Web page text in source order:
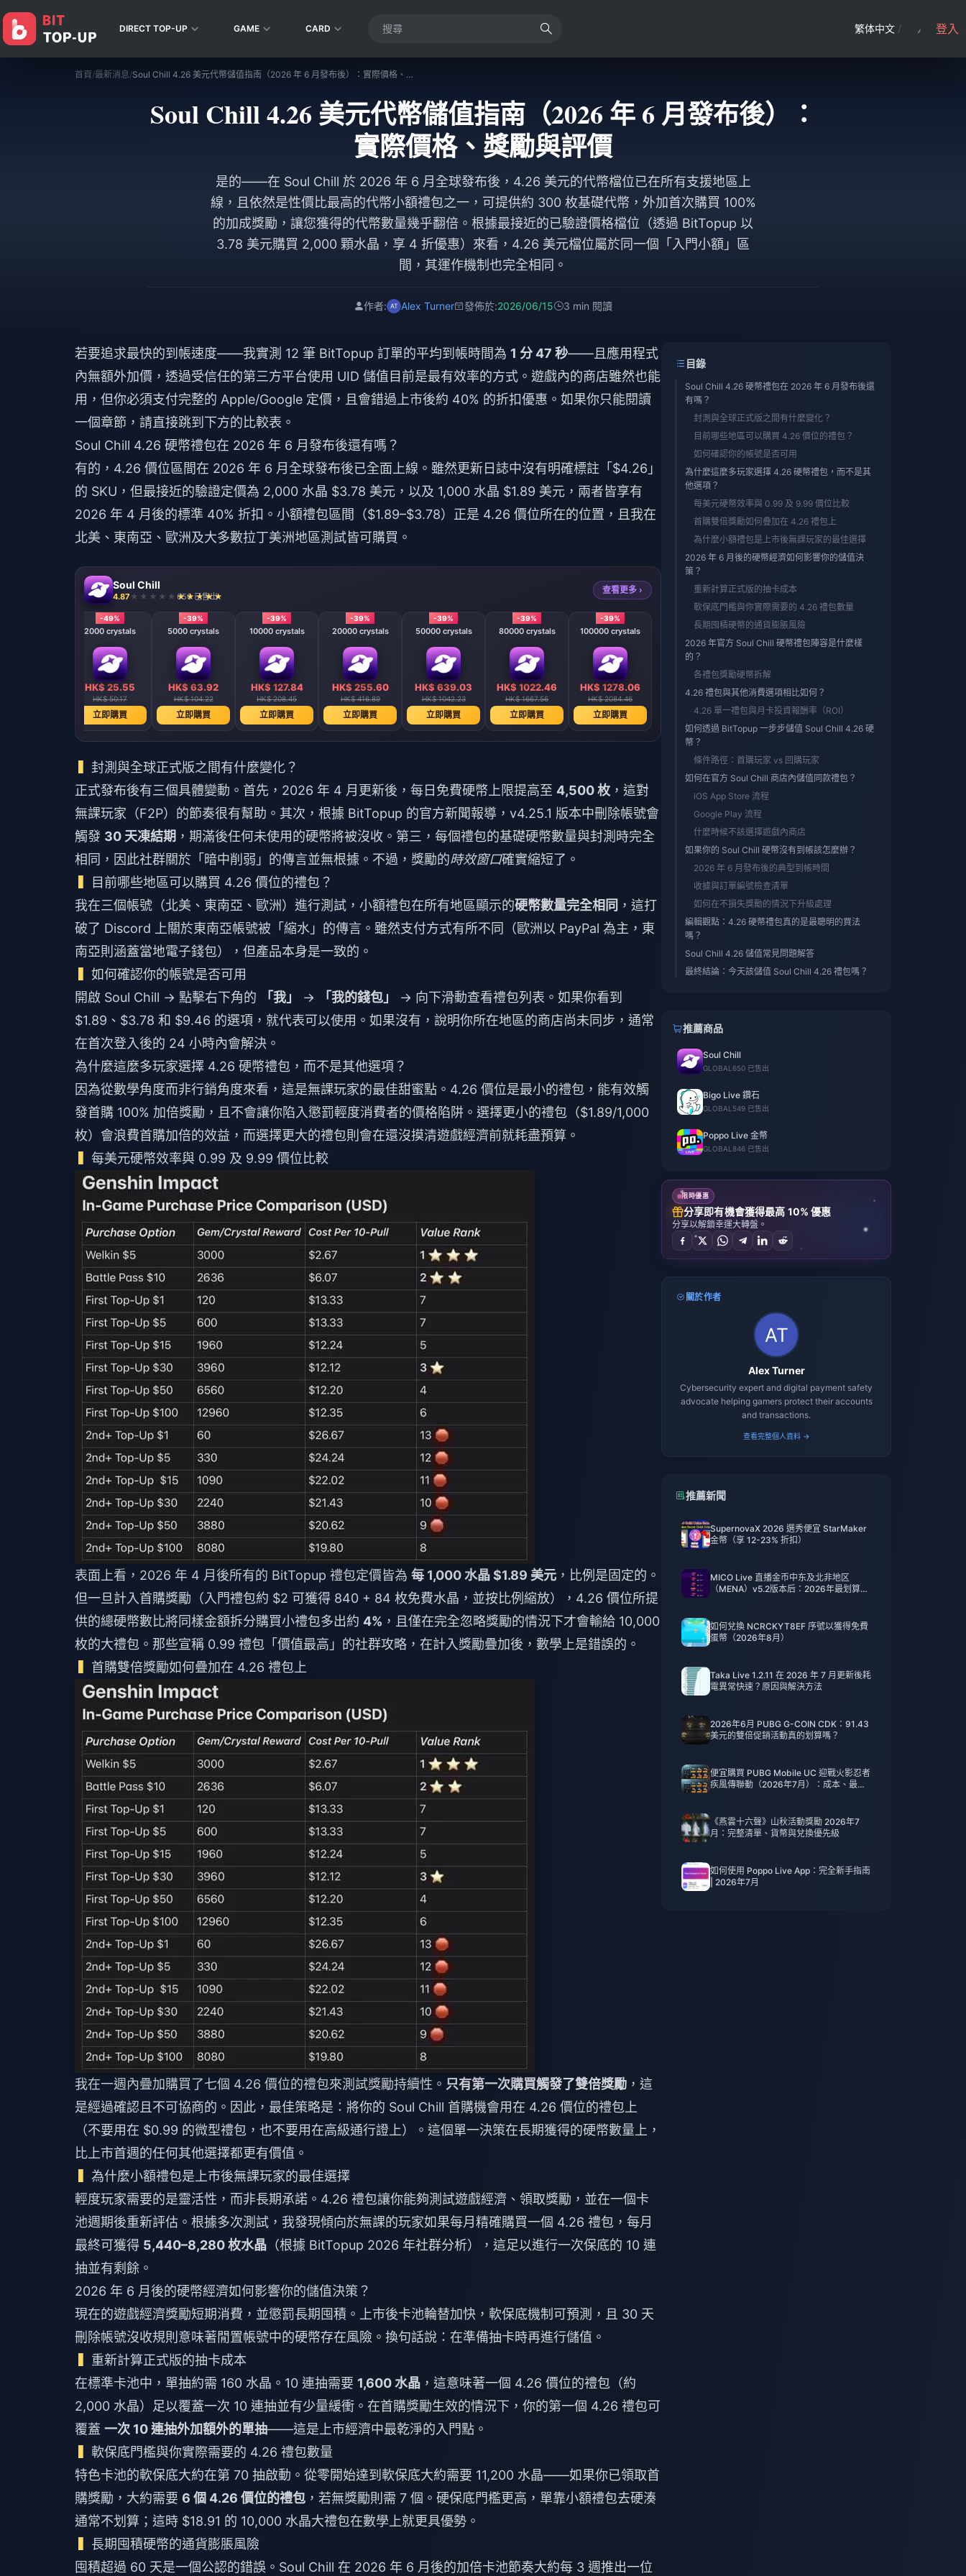
DIRECT TOP-UP GAME CARD 繁体中文 / 登入
首頁/最新消息/ Soul Chill 4.26 美元代幣儲值指南（2026 年 6 月發布後）：實際價格、獎勵與評價
Soul Chill 4.26 美元代幣儲值指南（2026 年 6 月發布後）：
實際價格、獎勵與評價
是的——在 Soul Chill 於 2026 年 6 月全球發布後，4.26 美元的代幣檔位已在所有支援地區上
線，且依然是性價比最高的代幣小額禮包之一，可提供約 300 枚基礎代幣，外加首次購買 100%
的加成獎勵，讓您獲得的代幣數量幾乎翻倍。根據最接近的已驗證價格檔位（透過 BitTopup 以
3.78 美元購買 2,000 顆水晶，享 4 折優惠）來看，4.26 美元檔位屬於同一個「入門小額」區
間，其運作機制也完全相同。
作者: Alex Turner 發佈於:2026/06/15 3 min 閱讀
若要追求最快的到帳速度——我實測 12 筆 BitTopup 訂單的平均到帳時間為 1 分 47 秒——且應用程式
內無額外加價，透過受信任的第三方平台使用 UID 儲值目前是最有效率的方式。遊戲內的商店雖然也能
用，但你必須支付完整的 Apple/Google 定價，且會錯過上市後約 40% 的折扣優惠。如果你只能閱讀
一個章節，請直接跳到下方的比較表。
Soul Chill 4.26 硬幣禮包在 2026 年 6 月發布後還有嗎？
有的，4.26 價位區間在 2026 年 6 月全球發布後已全面上線。雖然更新日誌中沒有明確標註「$4.26」
的 SKU，但最接近的驗證定價為 2,000 水晶 $3.78 美元，以及 1,000 水晶 $1.89 美元，兩者皆享有
2026 年 4 月後的標準 40% 折扣。小額禮包區間（$1.89–$3.78）正是 4.26 價位所在的位置，且我在
北美、東南亞、歐洲及大多數拉丁美洲地區測試皆可購買。
Soul Chill
4.87 650 已售出
查看更多 ›
-49%
2000 crystals
HK$ 25.55
HK$ 50.17
立即購買
-39%
5000 crystals
HK$ 63.92
HK$ 104.22
立即購買
-39%
10000 crystals
HK$ 127.84
HK$ 208.45
立即購買
-39%
20000 crystals
HK$ 255.60
HK$ 416.89
立即購買
-39%
50000 crystals
HK$ 639.03
HK$ 1042.23
立即購買
-39%
80000 crystals
HK$ 1022.46
HK$ 1667.56
立即購買
-39%
100000 crystals
HK$ 1278.06
HK$ 2084.46
立即購買
封測與全球正式版之間有什麼變化？
正式發布後有三個具體變動。首先，2026 年 4 月更新後，每日免費硬幣上限提高至 4,500 枚 ，這對
無課玩家（F2P）的節奏很有幫助。其次，根據 BitTopup 的官方新聞報導，v4.25.1 版本中刪除帳號會
觸發 30 天凍結期 ，期滿後任何未使用的硬幣將被沒收。第三，每個禮包的基礎硬幣數量與封測時完全
相同，因此社群關於「暗中削弱」的傳言並無根據。不過，獎勵的時效窗口確實縮短了。
目前哪些地區可以購買 4.26 價位的禮包？
我在三個帳號（北美、東南亞、歐洲）進行測試，小額禮包在所有地區顯示的硬幣數量完全相同 ，這打
破了 Discord 上關於東南亞帳號被「縮水」的傳言。雖然支付方式有所不同（歐洲以 PayPal 為主，東
南亞則涵蓋當地電子錢包），但產品本身是一致的。
如何確認你的帳號是否可用
開啟 Soul Chill → 點擊右下角的
「我」 → 「我的錢包」
→ 向下滑動查看禮包列表。如果你看到
$1.89、$3.78 和 $9.46 的選項，就代表可以使用。如果沒有，說明你所在地區的商店尚未同步，通常
在首次登入後的 24 小時內會解決。
為什麼這麼多玩家選擇 4.26 硬幣禮包，而不是其他選項？
因為從數學角度而非行銷角度來看，這是無課玩家的最佳甜蜜點。4.26 價位是最小的禮包，能有效觸
發首購 100% 加倍獎勵，且不會讓你陷入懲罰輕度消費者的價格陷阱。選擇更小的禮包（$1.89/1,000
枚）會浪費首購加倍的效益，而選擇更大的禮包則會在還沒摸清遊戲經濟前就耗盡預算。
每美元硬幣效率與 0.99 及 9.99 價位比較
表面上看，2026 年 4 月後所有的 BitTopup 禮包定價皆為 每 1,000 水晶 $1.89 美元 ，比例是固定的。
但一旦計入首購獎勵（入門禮包約 $2 可獲得 840 + 84 枚免費水晶，並按比例縮放），4.26 價位所提
供的總硬幣數比將同樣金額拆分購買小禮包多出約 4% ，且僅在完全忽略獎勵的情況下才會輸給 10,000
枚的大禮包。那些宣稱 0.99 禮包「價值最高」的社群攻略，在計入獎勵疊加後，數學上是錯誤的。
首購雙倍獎勵如何疊加在 4.26 禮包上
我在一週內疊加購買了七個 4.26 價位的禮包來測試獎勵持續性。 只有第一次購買觸發了雙倍獎勵 ，這
是經過確認且不可協商的。因此，最佳策略是：將你的 Soul Chill 首購機會用在 4.26 價位的禮包上
（不要用在 $0.99 的微型禮包，也不要用在高級通行證上）。這個單一決策在長期獲得的硬幣數量上，
比上市首週的任何其他選擇都更有價值。
為什麼小額禮包是上市後無課玩家的最佳選擇
輕度玩家需要的是靈活性，而非長期承諾。4.26 禮包讓你能夠測試遊戲經濟、領取獎勵，並在一個卡
池週期後重新評估。根據多次測試，我發現傾向於無課的玩家如果每月精確購買一個 4.26 禮包，每月
最終可獲得 5,440–8,280 枚水晶 （根據 BitTopup 2026 年社群分析），這足以進行一次保底的 10 連
抽並有剩餘。
2026 年 6 月後的硬幣經濟如何影響你的儲值決策？
現在的遊戲經濟獎勵短期消費，並懲罰長期囤積。上市後卡池輪替加快，軟保底機制可預測，且 30 天
刪除帳號沒收規則意味著閒置帳號中的硬幣存在風險。換句話說：在準備抽卡時再進行儲值。
重新計算正式版的抽卡成本
在標準卡池中，單抽約需 160 水晶。10 連抽需要 1,600 水晶 ，這意味著一個 4.26 價位的禮包（約
2,000 水晶）足以覆蓋一次 10 連抽並有少量緩衝。在首購獎勵生效的情況下，你的第一個 4.26 禮包可
覆蓋 一次 10 連抽外加額外的單抽——這是上市經濟中最乾淨的入門點。
軟保底門檻與你實際需要的 4.26 禮包數量
特色卡池的軟保底大約在第 70 抽啟動。從零開始達到軟保底大約需要 11,200 水晶——如果你已領取首
購獎勵，大約需要 6 個 4.26 價位的禮包 ，若無獎勵則需 7 個。硬保底門檻更高，單靠小額禮包去硬湊
通常不划算；這時 $18.91 的 10,000 水晶大禮包在數學上就更具優勢。
長期囤積硬幣的通貨膨脹風險
囤積超過 60 天是一個公認的錯誤。Soul Chill 在 2026 年 6 月後的加倍卡池節奏大約每 3 週推出一位
目錄
Soul Chill 4.26 硬幣禮包在 2026 年 6 月發布後還
有嗎？
封測與全球正式版之間有什麼變化？
目前哪些地區可以購買 4.26 價位的禮包？
如何確認你的帳號是否可用
為什麼這麼多玩家選擇 4.26 硬幣禮包，而不是其
他選項？
每美元硬幣效率與 0.99 及 9.99 價位比較
首購雙倍獎勵如何疊加在 4.26 禮包上
為什麼小額禮包是上市後無課玩家的最佳選擇
2026 年 6 月後的硬幣經濟如何影響你的儲值決
策？
重新計算正式版的抽卡成本
軟保底門檻與你實際需要的 4.26 禮包數量
長期囤積硬幣的通貨膨脹風險
2026 年官方 Soul Chill 硬幣禮包陣容是什麼樣
的？
各禮包獎勵硬幣拆解
4.26 禮包與其他消費選項相比如何？
4.26 單一禮包與月卡投資報酬率（ROI）
如何透過 BitTopup 一步步儲值 Soul Chill 4.26 硬
幣？
條件路徑：首購玩家 vs 回購玩家
如何在官方 Soul Chill 商店內儲值同款禮包？
iOS App Store 流程
Google Play 流程
什麼時候不該選擇遊戲內商店
如果你的 Soul Chill 硬幣沒有到帳該怎麼辦？
2026 年 6 月發布後的典型到帳時間
收據與訂單編號檢查清單
如何在不損失獎勵的情況下升級處理
編輯觀點：4.26 硬幣禮包真的是最聰明的買法
嗎？
Soul Chill 4.26 儲值常見問題解答
最終結論：今天該儲值 Soul Chill 4.26 禮包嗎？
推薦商品
Soul Chill
GLOBAL 650 已售出
Bigo Live 鑽石
GLOBAL 549 已售出
Poppo Live 金幣
GLOBAL 846 已售出
限時優惠
分享即有機會獲得最高 10% 優惠
分享以解鎖幸運大轉盤。
關於作者
Alex Turner
Cybersecurity expert and digital payment safety
advocate helping gamers protect their accounts
and transactions.
查看完整個人資料 →
推薦新聞
SupernovaX 2026 選秀便宜 StarMaker
金幣（享 12-23% 折扣）
MICO Live 直播金币中东及北非地区
（MENA）v5.2版本后：2026年最划算充
如何兌換 NCRCKYT8EF 序號以獲得免費
蛋幣（2026年8月）
Taka Live 1.2.11 在 2026 年 7 月更新後耗
電異常快速？原因與解決方法
2026年6月 PUBG G-COIN CDK：91.43
美元的雙倍促銷活動真的划算嗎？
便宜購買 PUBG Mobile UC 迎戰火影忍者
疾風傳聯動（2026年7月）：成本、最佳
《燕雲十六聲》山秋活動獎勵 2026年7
月：完整清單、貨幣與兌換優先級
如何使用 Poppo Live App：完全新手指南
| 2026年7月